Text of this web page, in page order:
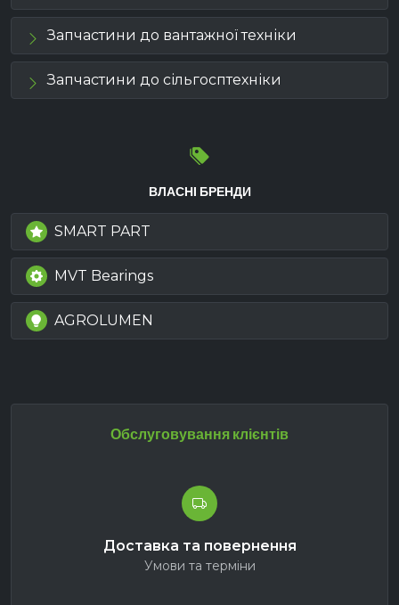
Запчастини до вантажної техніки
Запчастини до сільгосптехніки
ВЛАСНІ БРЕНДИ
SMART PART
MVT Bearings
AGROLUMEN
Обслуговування клієнтів
Доставка та повернення
Умови та терміни